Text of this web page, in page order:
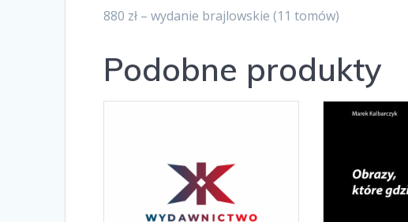
880 zł – wydanie brajlowskie (11 tomów)
Podobne produkty